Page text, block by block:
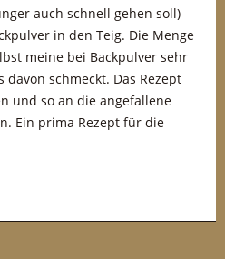
auch schnell gehen soll)
in den Teig. Die Menge
meine bei Backpulver sehr
schmeckt. Das Rezept
und so an die angefallene
Ein prima Rezept für die